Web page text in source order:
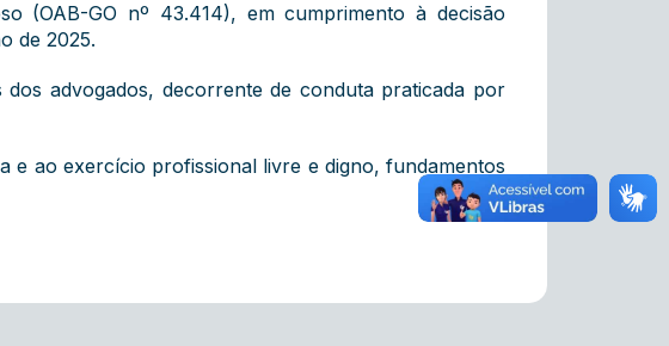
(OAB-GO nº 43.414), em cumprimento à decisão
de 2025.
advogados, decorrente de conduta praticada por
e ao exercício profissional livre e digno, fundamentos